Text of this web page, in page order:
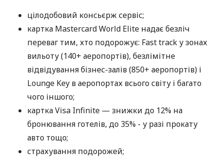
цілодобовий консьєрж сервіс;
картка Mastercard World Elite надає безліч
переваг тим, хто подорожує: Fast track у зонах
вильоту (140+ аеропортів), безлімітне
відвідування бізнес-залів (850+ аеропортів) і
Lounge Key в аеропортах всього світу і багато
чого іншого;
картка Visa Infinite — знижки до 12% на
бронювання готелів, до 35% - у разі прокату
авто тощо;
страхування подорожей;